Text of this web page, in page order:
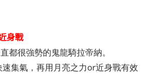
身戰
都很強勢的鬼龍騎拉帝納。
集氣，再用月亮之力or近身戰有效